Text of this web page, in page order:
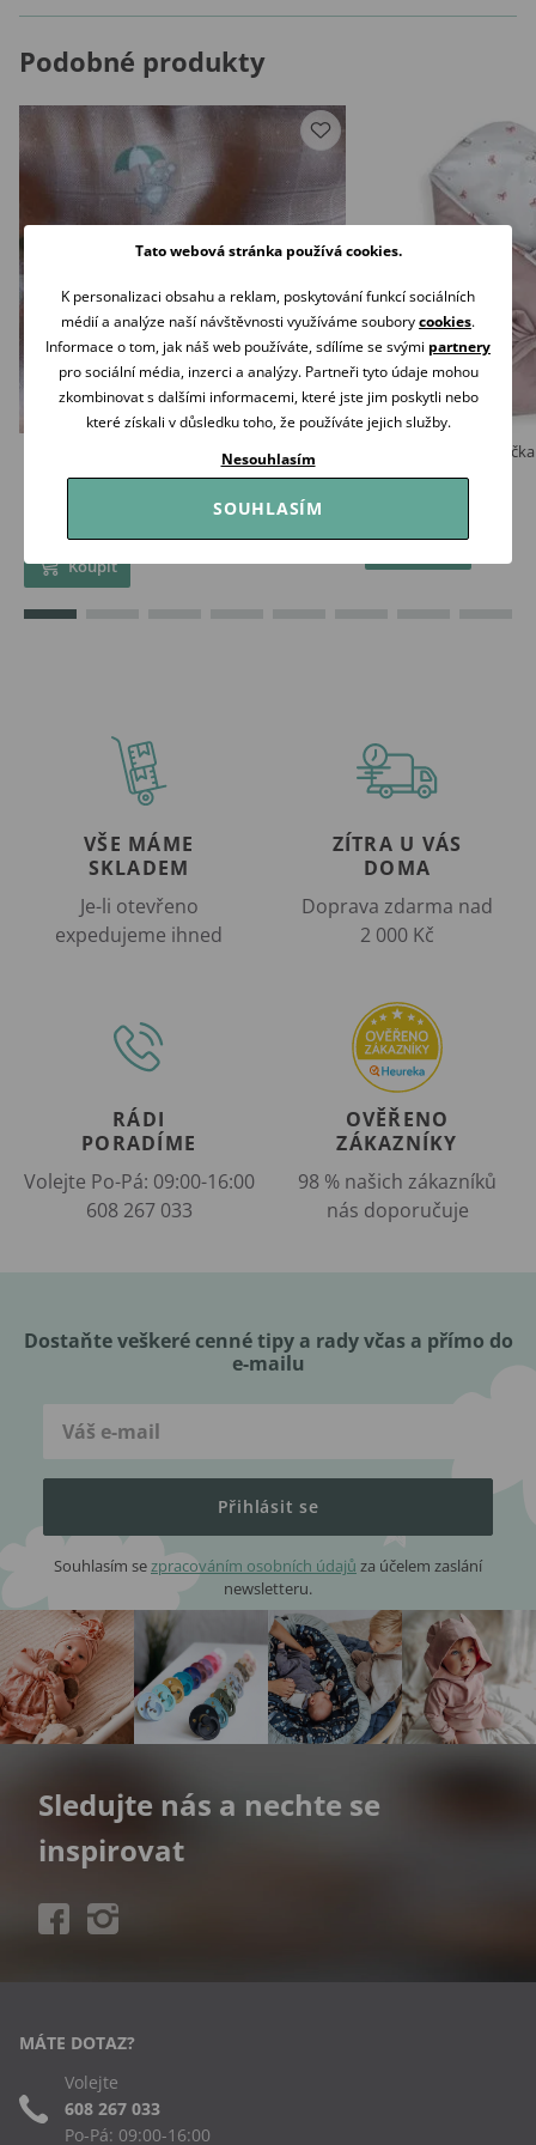
Podobné produkty
NUUROO Bambusová mušelínová
zavinovací plena / osuška Umbrella
Koupit
Albero Mio
429 Kč
VŠE MÁME
SKLADEM
Je-li otevřeno
expedujeme ihned
ZÍTRA U VÁS
DOMA
Doprava zdarma nad
2 000 Kč
RÁDI
PORADÍME
Volejte Po-Pá: 09:00-16:00
608 267 033
OVĚŘENO
ZÁKAZNÍKY
98 % našich zákazníků
nás doporučuje
Dostaňte veškeré cenné tipy a rady včas a přímo do
e-mailu
Přihlásit se
Souhlasím sezpracováním osobních údajů za účelem zaslání
newsletteru.
Sledujte nás a nechte se
inspirovat
MÁTE DOTAZ?
Volejte
608 267 033
Po-Pá: 09:00-16:00
Tato webová stránka používá cookies.
K personalizaci obsahu a reklam, poskytování funkcí sociálních
médií a analýze naší návštěvnosti využíváme souborycookies.
Informace o tom, jak náš web používáte, sdílíme se svými partnery
pro sociální média, inzerci a analýzy. Partneři tyto údaje mohou
zkombinovat s dalšími informacemi, které jste jim poskytli nebo
které získali v důsledku toho, že používáte jejich služby.
Nesouhlasím
SOUHLASÍM